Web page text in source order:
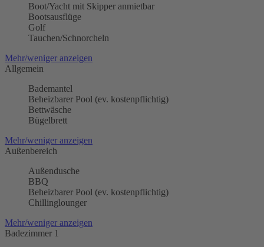
Boot/Yacht mit Skipper anmietbar
Bootsausflüge
Golf
Tauchen/Schnorcheln
Mehr/weniger anzeigen
Allgemein
Bademantel
Beheizbarer Pool (ev. kostenpflichtig)
Bettwäsche
Bügelbrett
Mehr/weniger anzeigen
Außenbereich
Außendusche
BBQ
Beheizbarer Pool (ev. kostenpflichtig)
Chillinglounger
Mehr/weniger anzeigen
Badezimmer 1